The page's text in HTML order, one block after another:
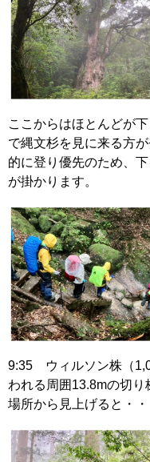
ここからはほとんどが
で縄文杉を見に来る方
的に登り優先のため、
が掛かります。
9:35 ウィルソン株（
われる周囲13.8mの切
場所から見上げると・・